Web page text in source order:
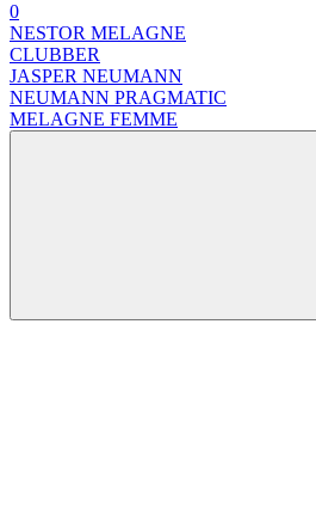
0
NESTOR MELAGNE
CLUBBER
JASPER NEUMANN
NEUMANN PRAGMATIC
MELAGNE FEMME